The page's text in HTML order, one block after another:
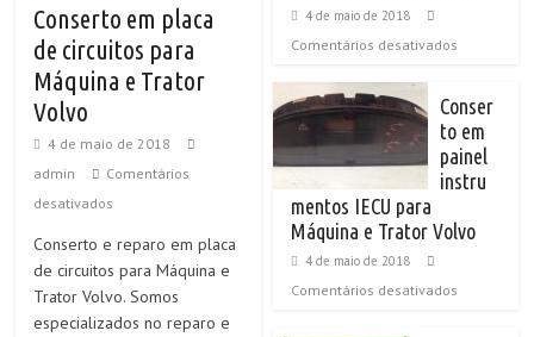
Conserto em placa
de circuitos para
Máquina e Trator
Volvo
4 de maio de 2018
admin
Comentários
desativados
Conserto e reparo em placa
de circuitos para Máquina e
Trator Volvo. Somos
especializados no reparo e
4 de maio de 2018
Comentários desativados
Conser
to em
painel
instru
mentos IECU para
Máquina e Trator Volvo
4 de maio de 2018
Comentários desativados